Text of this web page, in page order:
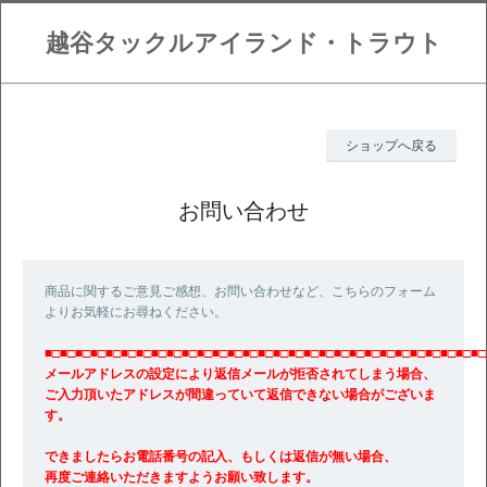
越谷タックルアイランド・トラウト
ショップへ戻る
お問い合わせ
商品に関するご意見ご感想、お問い合わせなど、こちらのフォーム
よりお気軽にお尋ねください。
■□■□■□■□■□■□■□■□■□■□■□■□■□■□■□■□■□■□■□■□■□■□■□■□■□■□■□■□■□
メールアドレスの設定により返信メールが拒否されてしまう場合、
ご入力頂いたアドレスが間違っていて返信できない場合がございま
す。
できましたらお電話番号の記入、もしくは返信が無い場合、
再度ご連絡いただきますようお願い致します。